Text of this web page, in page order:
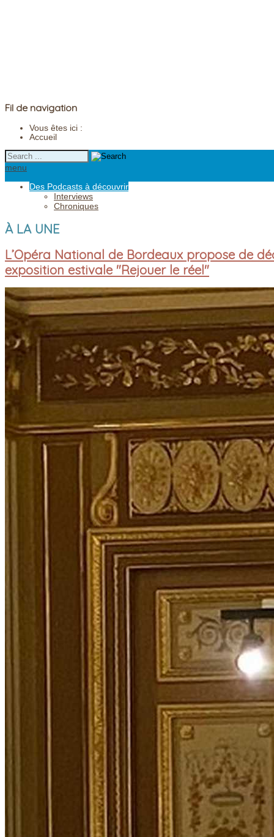
Fil de navigation
Vous êtes ici :
Accueil
menu
Des Podcasts à découvrir
Interviews
Chroniques
À LA UNE
L’Opéra National de Bordeaux propose de
exposition estivale "Rejouer le réel"